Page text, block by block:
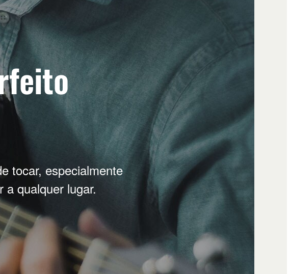
tocar, especialmente
qualquer lugar.